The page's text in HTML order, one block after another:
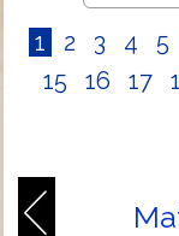
1 2 3 4 5
15
16 17